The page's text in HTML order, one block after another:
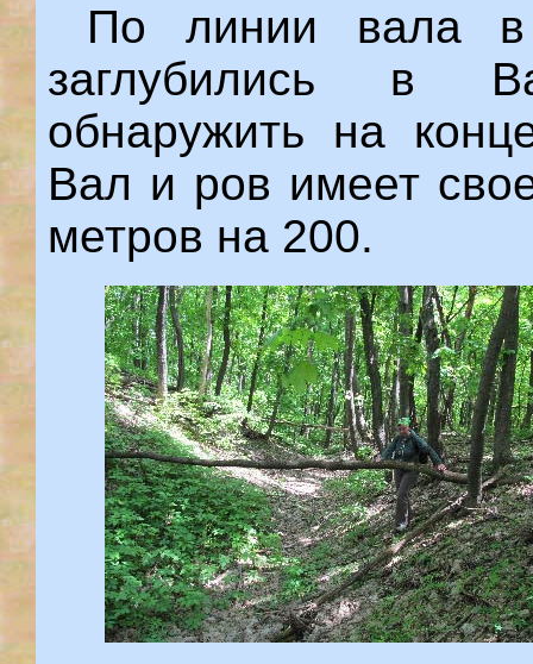
По линии вала в
заглубились в
обнаружить на
Вал и ров имеет
метров на 200.